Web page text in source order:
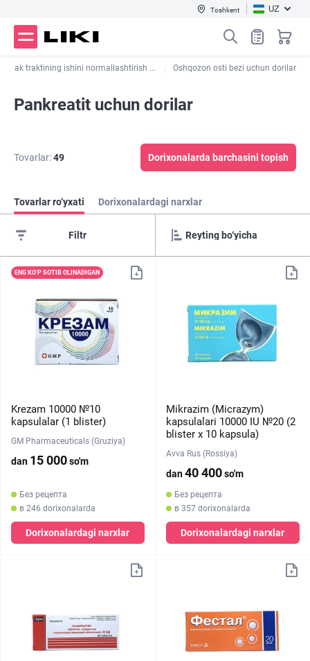
Toshkent UZ
ichak traktining ishini normallashtirish ... Oshqozon osti bezi uchun dorilar
Pankreatit uchun dorilar
Tovarlar:49 Dorixonalarda barchasini topish
Tovarlar ro‘yxati Dorixonalardagi narxlar
Filtr
ENG KO‘P SOTIB OLINADIGAN
Krezam 10000 №10
kapsulalar (1 blister)
GM Pharmaceuticals (Gruziya)
dan 15 000so'm
Без рецепта
в 246 dorixonalarda
Dorixonalardagi narxlar
Mikrazim (Micrazym)
kapsulalari 10000 IU №20 (2
blister х 10 kapsula)
Avva Rus (Rossiya)
dan40 400so'm
Без рецепта
в 357 dorixonalarda
Dorixonalardagi narxlar